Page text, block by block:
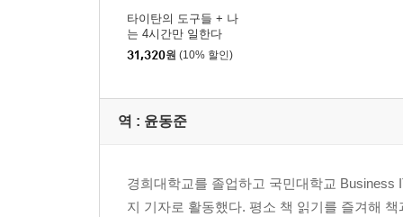
타이탄의 도구들 + 나
는 4시간만 일한다
31,320원 (10% 할인)
역 : 윤동준
경희대학교를 졸업하고 국민대학교
지 기자로 활동했다. 평소 책 읽기를 즐겨해